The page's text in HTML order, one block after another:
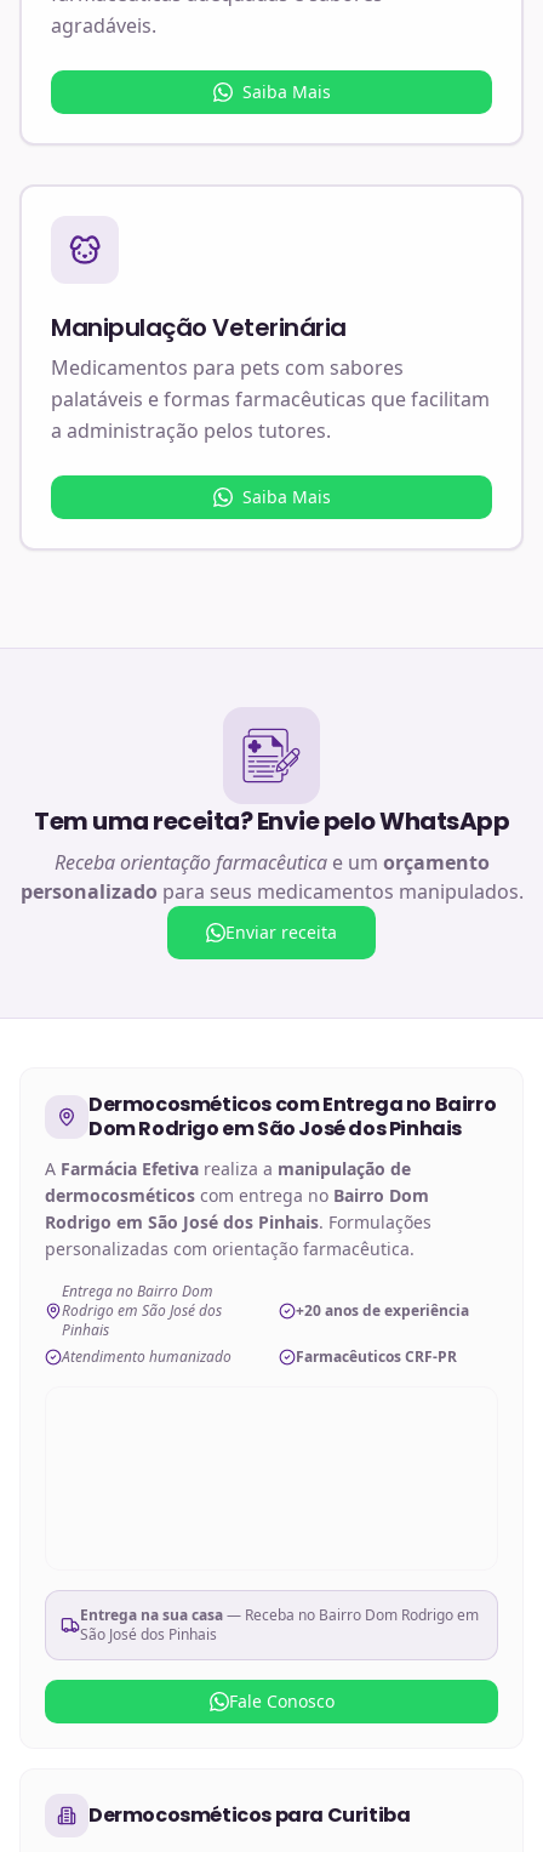
agradáveis.
Saiba Mais
Manipulação Veterinária
Medicamentos para pets com sabores
palatáveis e formas farmacêuticas que facilitam
a administração pelos tutores.
Saiba Mais
Tem uma receita? Envie pelo WhatsApp
Receba orientação farmacêuticae um orçamento
personalizado para seus medicamentos manipulados.
Enviar receita
Dermocosméticoscom Entrega no Bairro
Dom Rodrigo em São José dos Pinhais
A Farmácia Efetiva realiza a manipulação de
dermocosméticos com entrega no Bairro Dom
Rodrigo em São José dos Pinhais. Formulações
personalizadas com orientação farmacêutica.
Entrega no Bairro Dom
Rodrigo em São José dos
Pinhais
+20 anos de experiência
Atendimento humanizado Farmacêuticos CRF-PR
Entrega na sua casa— Receba no Bairro Dom Rodrigo em
São José dos Pinhais
Fale Conosco
Dermocosméticospara Curitiba